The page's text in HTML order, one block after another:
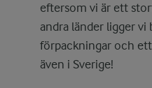
eftersom vi är ett
andra länder ligger vi
förpackningar och
även i Sverige!